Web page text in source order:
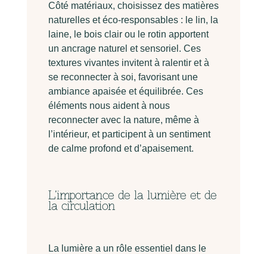
Côté matériaux, choisissez des matières
naturelles et éco-responsables : le lin, la
laine, le bois clair ou le rotin apportent
un ancrage naturel et sensoriel. Ces
textures vivantes invitent à ralentir et à
se reconnecter à soi, favorisant une
ambiance apaisée et équilibrée. Ces
éléments nous aident à nous
reconnecter avec la nature, même à
l’intérieur, et participent à un sentiment
de calme profond et d’apaisement.
L’importance de la lumière et de
la circulation
La lumière a un rôle essentiel dans le